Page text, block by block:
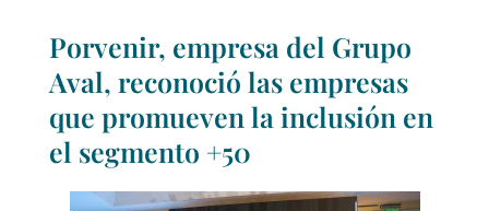
Porvenir, empresa del Grupo
Aval, reconoció las empresas
que promueven la inclusión en
el segmento +50